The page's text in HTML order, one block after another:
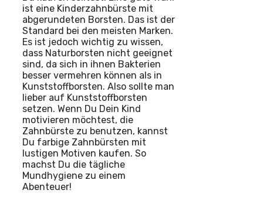
ist eine Kinderzahnbürste mit
abgerundeten Borsten. Das ist der
Standard bei den meisten Marken.
Es ist jedoch wichtig zu wissen,
dass Naturborsten nicht geeignet
sind, da sich in ihnen Bakterien
besser vermehren können als in
Kunststoffborsten. Also sollte man
lieber auf Kunststoffborsten
setzen. Wenn Du Dein Kind
motivieren möchtest, die
Zahnbürste zu benutzen, kannst
Du farbige Zahnbürsten mit
lustigen Motiven kaufen. So
machst Du die tägliche
Mundhygiene zu einem
Abenteuer!